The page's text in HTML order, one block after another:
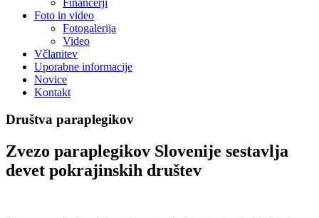
Foto in video
Fotogalerija
Video
Včlanitev
Uporabne informacije
Novice
Kontakt
Društva paraplegikov
Zvezo paraplegikov Slovenije sestavlja
devet pokrajinskih društev